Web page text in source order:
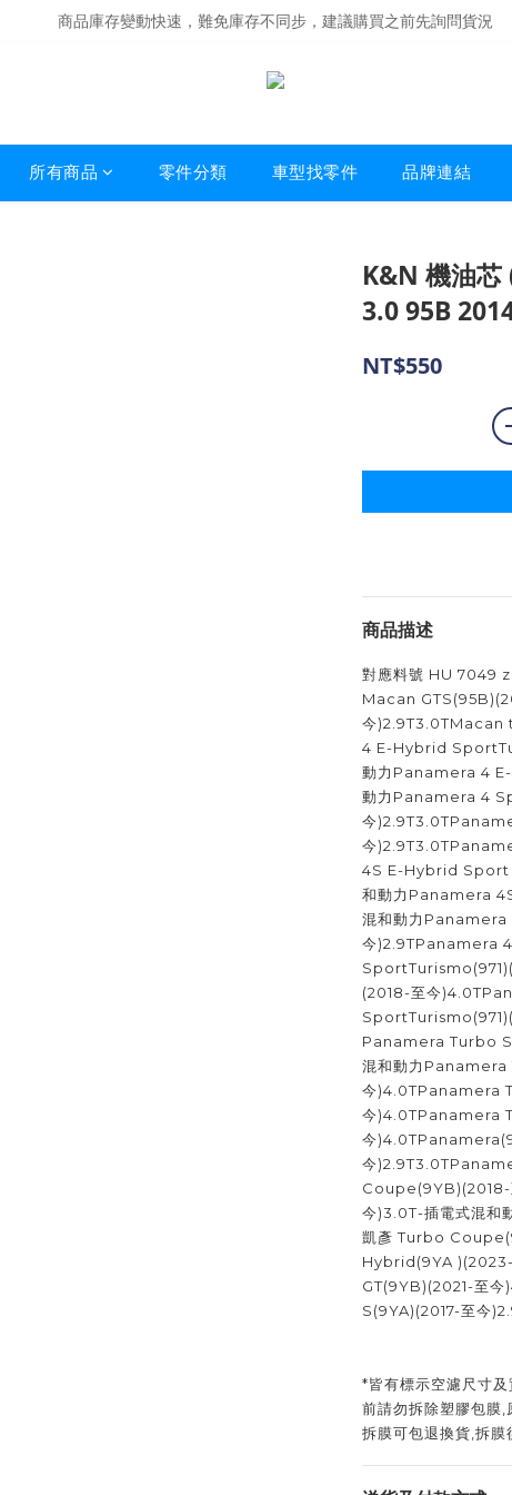
商品庫存變動快速，難免庫存不同步，建議購買之前先詢問貨況
商品庫存變動快速，難免庫存不同步，建議購買之前先詢問貨況
所有商品 零件分類 車型找零件 品牌連結
K&N 機油
3.0 95B
NT$550
商品描述
對應料號 HU 7049
Macan
今)2.9T3.0TMacan
4 E-Hybrid
動力Panamera 4
動力Panamera 4
今
今
4S E-Hybrid Sport
和動力Panamera
混和動力
今)2.9TPanamera
(2018-至今
Panamera Turbo
混和動力
今)4.0TPanamera
今)4.0TPanamera
今
今
Coupe(9YB)(2018-
今)3.0T-插電式混和
凱彥 Turbo
Hybrid(9YA
GT(9YB)(2021-至今
S(9YA)(2017-至今
*皆有標示空濾尺寸
前請勿拆除塑膠包膜
拆膜可包退換貨,拆